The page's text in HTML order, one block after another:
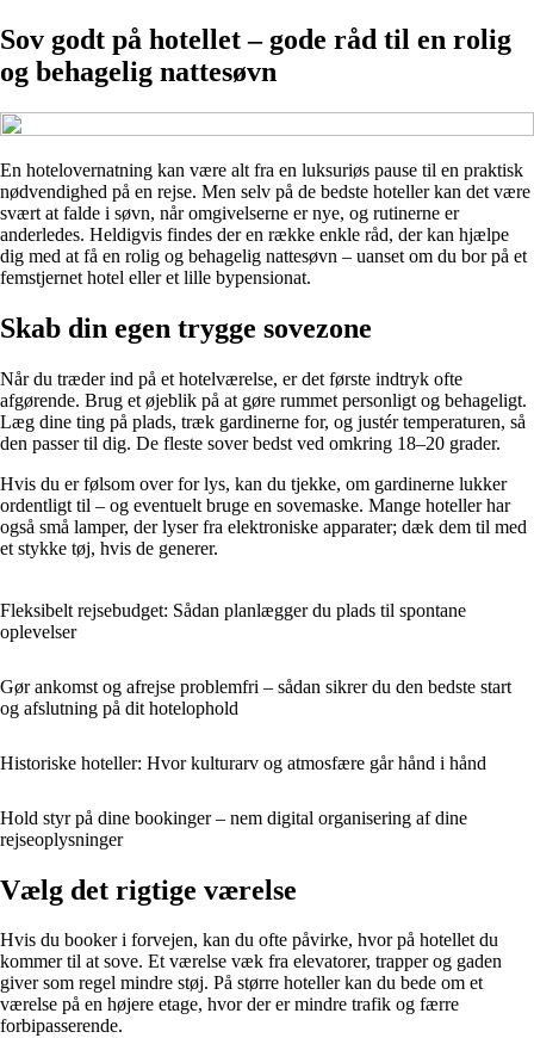
Sov godt på hotellet – gode råd til en rolig
og behagelig nattesøvn
En hotelovernatning kan være alt fra en luksuriøs pause til en praktisk
nødvendighed på en rejse. Men selv på de bedste hoteller kan det være
svært at falde i søvn, når omgivelserne er nye, og rutinerne er
anderledes. Heldigvis findes der en række enkle råd, der kan hjælpe
dig med at få en rolig og behagelig nattesøvn – uanset om du bor på et
femstjernet hotel eller et lille bypensionat.
Skab din egen trygge sovezone
Når du træder ind på et hotelværelse, er det første indtryk ofte
afgørende. Brug et øjeblik på at gøre rummet personligt og behageligt.
Læg dine ting på plads, træk gardinerne for, og justér temperaturen, så
den passer til dig. De fleste sover bedst ved omkring 18–20 grader.
Hvis du er følsom over for lys, kan du tjekke, om gardinerne lukker
ordentligt til – og eventuelt bruge en sovemaske. Mange hoteller har
også små lamper, der lyser fra elektroniske apparater; dæk dem til med
et stykke tøj, hvis de generer.
Fleksibelt rejsebudget: Sådan planlægger du plads til spontane
oplevelser
Gør ankomst og afrejse problemfri – sådan sikrer du den bedste start
og afslutning på dit hotelophold
Historiske hoteller: Hvor kulturarv og atmosfære går hånd i hånd
Hold styr på dine bookinger – nem digital organisering af dine
rejseoplysninger
Vælg det rigtige værelse
Hvis du booker i forvejen, kan du ofte påvirke, hvor på hotellet du
kommer til at sove. Et værelse væk fra elevatorer, trapper og gaden
giver som regel mindre støj. På større hoteller kan du bede om et
værelse på en højere etage, hvor der er mindre trafik og færre
forbipasserende.